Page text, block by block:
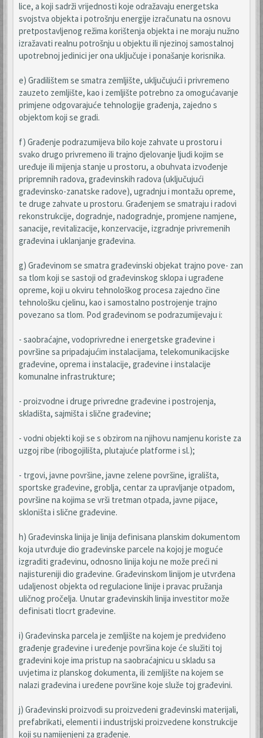
lice, a koji sadrži vrijednosti koje odražavaju energetska
svojstva objekta i potrošnju energije izračunatu na osnovu
pretpostavljenog režima korištenja objekta i ne moraju nužno
izražavati realnu potrošnju u objektu ili njezinoj samostalnoj
upotrebnoj jedinici jer ona uključuje i ponašanje korisnika.
e) Gradilištem se smatra zemljište, uključujući i privremeno
zauzeto zemljište, kao i zemljište potrebno za omogućavanje
primjene odgovarajuće tehnologije građenja, zajedno s
objektom koji se gradi.
f) Građenje podrazumijeva bilo koje zahvate u prostoru i
svako drugo privremeno ili trajno djelovanje ljudi kojim se
uređuje ili mijenja stanje u prostoru, a obuhvata izvođenje
pripremnih radova, građevinskih radova (uključujući
građevinsko-zanatske radove), ugradnju i montažu opreme,
te druge zahvate u prostoru. Građenjem se smatraju i radovi
rekonstrukcije, dogradnje, nadogradnje, promjene namjene,
sanacije, revitalizacije, konzervacije, izgradnje privremenih
građevina i uklanjanje građevina.
g) Građevinom se smatra građevinski objekat trajno pove- zan
sa tlom koji se sastoji od građevinskog sklopa i ugrađene
opreme, koji u okviru tehnološkog procesa zajedno čine
tehnološku cjelinu, kao i samostalno postrojenje trajno
povezano sa tlom. Pod građevinom se podrazumijevaju i:
- saobraćajne, vodoprivredne i energetske građevine i
površine sa pripadajućim instalacijama, telekomunikacijske
građevine, oprema i instalacije, građevine i instalacije
komunalne infrastrukture;
- proizvodne i druge privredne građevine i postrojenja,
skladišta, sajmišta i slične građevine;
- vodni objekti koji se s obzirom na njihovu namjenu koriste za
uzgoj ribe (ribogojilišta, plutajuće platforme i sl.);
- trgovi, javne površine, javne zelene površine, igrališta,
sportske građevine, groblja, centar za upravljanje otpadom,
površine na kojima se vrši tretman otpada, javne pijace,
skloništa i slične građevine.
h) Građevinska linija je linija definisana planskim dokumentom
koja utvrđuje dio građevinske parcele na kojoj je moguće
izgraditi građevinu, odnosno linija koju ne može preći ni
najistureniji dio građevine. Građevinskom linijom je utvrđena
udaljenost objekta od regulacione linije i pravac pružanja
uličnog pročelja. Unutar građevinskih linija investitor može
definisati tlocrt građevine.
i) Građevinska parcela je zemljište na kojem je predviđeno
građenje građevine i uređenje površina koje će služiti toj
građevini koje ima pristup na saobraćajnicu u skladu sa
uvjetima iz planskog dokumenta, ili zemljište na kojem se
nalazi građevina i uređene površine koje služe toj građevini.
j) Građevinski proizvodi su proizvedeni građevinski materijali,
prefabrikati, elementi i industrijski proizvedene konstrukcije
koji su namijenjeni za građenje.